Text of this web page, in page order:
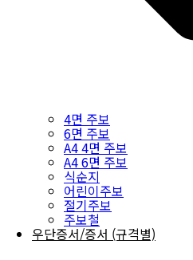
4면 주보
6면 주보
A4 4면 주보
A4 6면 주보
식순지
어린이주보
절기주보
주보철
우단증서/증서 (규격별)